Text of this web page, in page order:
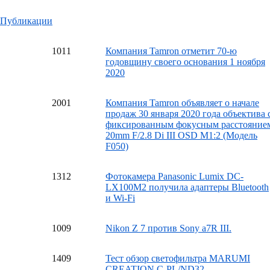
Публикации
1011
Компания Tamron отметит 70-ю
годовщину своего основания 1 ноября
2020
2001
Компания Tamron объявляет о начале
продаж 30 января 2020 года объектива
фиксированным фокусным
20mm F/2.8 Di III OSD M1:2 (Модель
F050)
1312
Фотокамера Panasonic Lumix DC-
LX100M2 получила адаптеры Bluetooth
и Wi-Fi
1009 Nikon Z 7 против Sony a7R III.
1409
Тест обзор светофильтра MARUMI